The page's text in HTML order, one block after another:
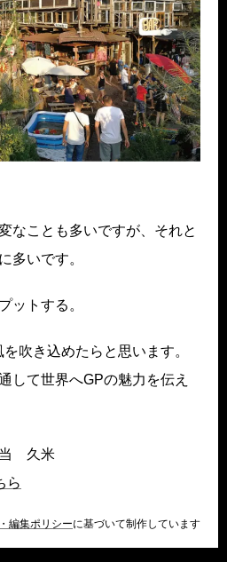
なことも多いですが、それと
多いです。
ットする。
吹き込めたらと思います。
して世界へGPの魅力を伝え
当 久米
ら
編集ポリシーに基づいて制作しています